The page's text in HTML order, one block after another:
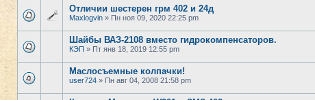
Отличии шестерен грм 402 и 24д
Maxlogvin » Пн ноя 09, 2020 22:25 pm
Шайбы ВАЗ-2108 вместо гидрокомпенсаторов.
КЭП » Пт янв 18, 2019 12:55 pm
Маслосъемные колпачки!
user724 » Пн авг 04, 2008 21:58 pm